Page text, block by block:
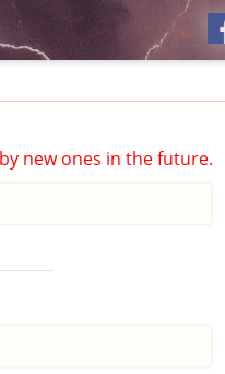
new ones in the future.